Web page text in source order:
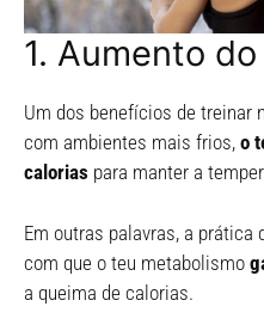
1. Aumento
Um dos benefícios de treinar
com ambientes mais frios, o
calorias para manter a
Em outras palavras, a
com que o teu metabolismo
a queima de calorias.